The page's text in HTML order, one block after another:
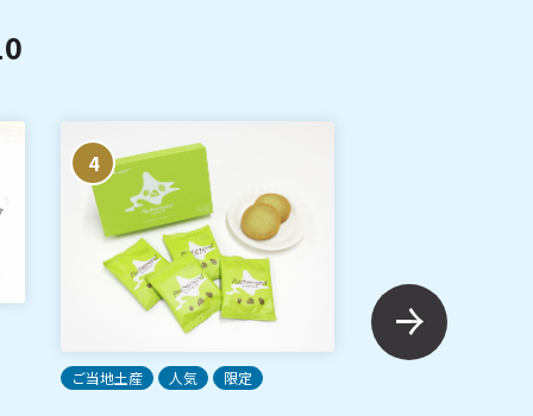
4
ご当地土産 人気 限定